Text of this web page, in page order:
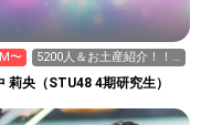
〜
5200人＆お土産紹介！！‎
🤍➞🩷
莉央（STU48 4期研究生）